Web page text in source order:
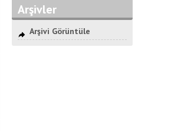
Arşivler
Arşivi Görüntüle